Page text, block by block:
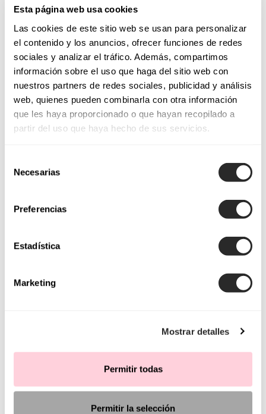
Esta página web usa cookies
Las cookies de este sitio web se usan para personalizar
el contenido y los anuncios, ofrecer funciones de redes
sociales y analizar el tráfico. Además, compartimos
información sobre el uso que haga del sitio web con
nuestros partners de redes sociales, publicidad y análisis
web, quienes pueden combinarla con otra información
que les haya proporcionado o que hayan recopilado a
partir del uso que haya hecho de sus servicios.
Necesarias
Preferencias
Estadística
Marketing
Mostrar detalles
Permitir todas
Permitir la selección